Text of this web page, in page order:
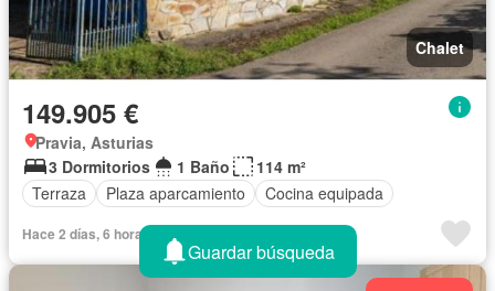
Chalet
149.905 €
Pravia, Asturias
3 Dormitorios
1 Baño
114 m²
Terraza
Plaza aparcamiento Cocina equipada
Hace 2 días, 6 horas en Pisos - 524220
Guardar búsqueda